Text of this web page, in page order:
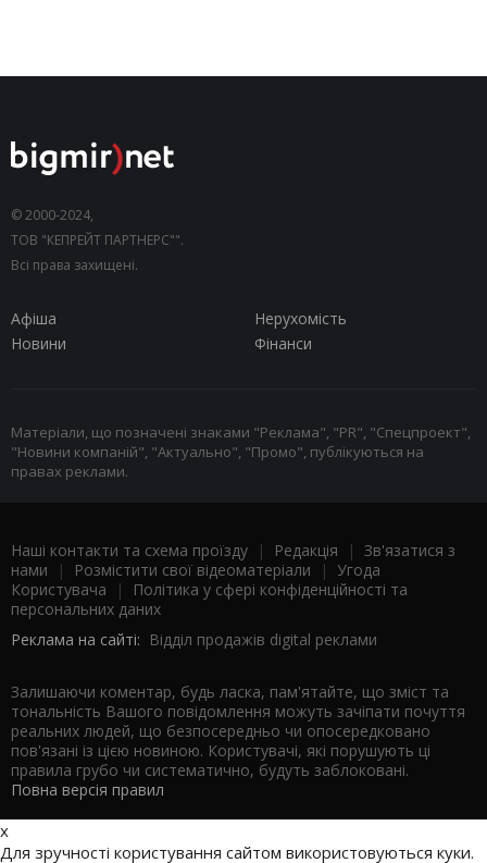
© 2000-2024,
ТОВ "КЕПРЕЙТ ПАРТНЕРС"".
Всі права захищені.
Афіша
Нерухомість
Новини
Фінанси
Матеріали, що позначені знаками "Реклама", "PR", "Спецпроект",
"Новини компаній", "Актуально", "Промо", публікуються на
правах реклами.
Наші контакти та схема проїзду | Редакція | Зв'язатися з
нами | Розмістити свої відеоматеріали | Угода
Користувача |
Політика у сфері конфіденційності та
персональних даних
Реклама на сайті: Відділ продажів digital реклами
Залишаючи коментар, будь ласка, пам'ятайте, що зміст та
тональність Вашого повідомлення можуть зачіпати почуття
реальних людей, що безпосередньо чи опосередковано
пов'язані із цією новиною. Користувачі, які порушують ці
правила грубо чи систематично, будуть заблоковані.
Повна версія правил
x
Для зручності користування сайтом використовуються куки.